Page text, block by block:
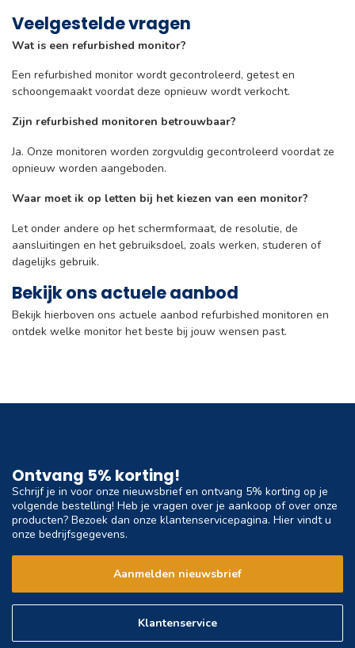
Veelgestelde vragen
Wat is een refurbished monitor?
Een refurbished monitor wordt gecontroleerd, getest en
schoongemaakt voordat deze opnieuw wordt verkocht.
Zijn refurbished monitoren betrouwbaar?
Ja. Onze monitoren worden zorgvuldig gecontroleerd voordat ze
opnieuw worden aangeboden.
Waar moet ik op letten bij het kiezen van een monitor?
Let onder andere op het schermformaat, de resolutie, de
aansluitingen en het gebruiksdoel, zoals werken, studeren of
dagelijks gebruik.
Bekijk ons actuele aanbod
Bekijk hierboven ons actuele aanbod refurbished monitoren en
ontdek welke monitor het beste bij jouw wensen past.
Ontvang 5% korting!
Schrijf je in voor onze nieuwsbrief en ontvang 5% korting op je
volgende bestelling! Heb je vragen over je aankoop of over onze
producten? Bezoek dan onze klantenservicepagina. Hier vindt u
onze bedrijfsgegevens.
Aanmelden nieuwsbrief
Klantenservice